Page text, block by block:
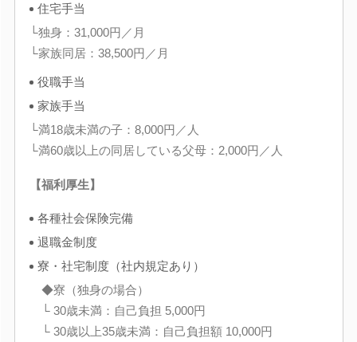
住宅手当
└独身：31,000円／月
└家族同居：38,500円／月
役職手当
家族手当
└満18歳未満の子：8,000円／人
└満60歳以上の同居している父母：2,000円／人
【福利厚生】
各種社会保険完備
退職金制度
寮・社宅制度（社内規定あり）
◆寮（独身の場合）
└ 30歳未満：自己負担 5,000円
└ 30歳以上35歳未満：自己負担額 10,000円